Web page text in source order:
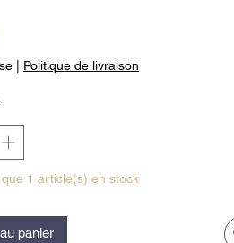
Politique de livraison
1 article(s) en stock
panier